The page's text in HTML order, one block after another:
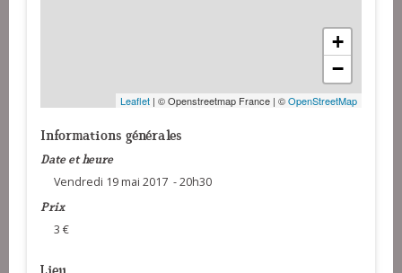
+
−
Leaflet | © Openstreetmap France | ©OpenStreetMap
Informations générales
Date et heure
Vendredi 19 mai 2017 - 20h30
Prix
3 €
Lieu